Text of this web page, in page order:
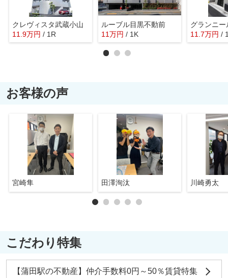
クレヴィスタ武蔵小山
11.9万円 / 1R
ルーブル目黒不動前
11万円 / 1K
グランニー
11.7万円 /
お客様の声
宮崎隼 田澤洵汰 川崎勇太
こだわり特集
【蒲田駅の不動産】仲介手数料0円～50％賃貸特集